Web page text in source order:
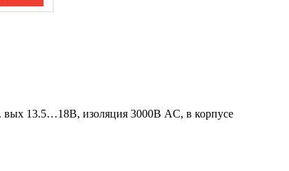
13.5…18В, изоляция 3000В AC, в корпусе